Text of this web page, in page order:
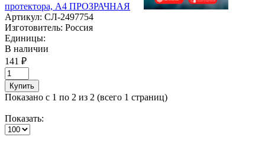
протектора, А4 ПРОЗРАЧНАЯ
Артикул: СЛ-2497754
Изготовитель: Россия
Единицы:
В наличии
141 ₽
Купить
Показано с 1 по 2 из 2 (всего 1 страниц)
Показать: